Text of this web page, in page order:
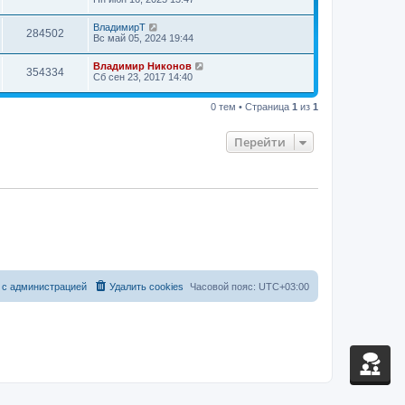
н
и
о
б
щ
е
ю
у
о
о
б
щ
н
н
е
м
у
с
о
284502
ВладимирТ
Вс май 05, 2024 19:44
354334
Владимир Никонов
Сб сен 23, 2017 14:40
0 тем • Страница 1 из 1
Перейти
Часовой пояс: UTC+03:00
Удалить cookies
администрацией